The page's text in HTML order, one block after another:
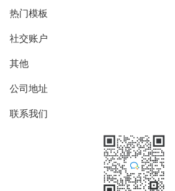
别墅设计营销
模型协同展示分享
别墅社区
别墅模板
热门模板
欧式别墅
中式别墅
日式别墅
社交账户
B站
抖音
微信公众号
其他
用户服务协议
隐私政策
公司地址
上海市浦东新区东方路1215-1217号
联系我们